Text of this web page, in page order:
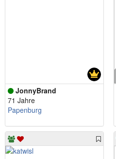
JonnyBrand
71 Jahre
Papenburg